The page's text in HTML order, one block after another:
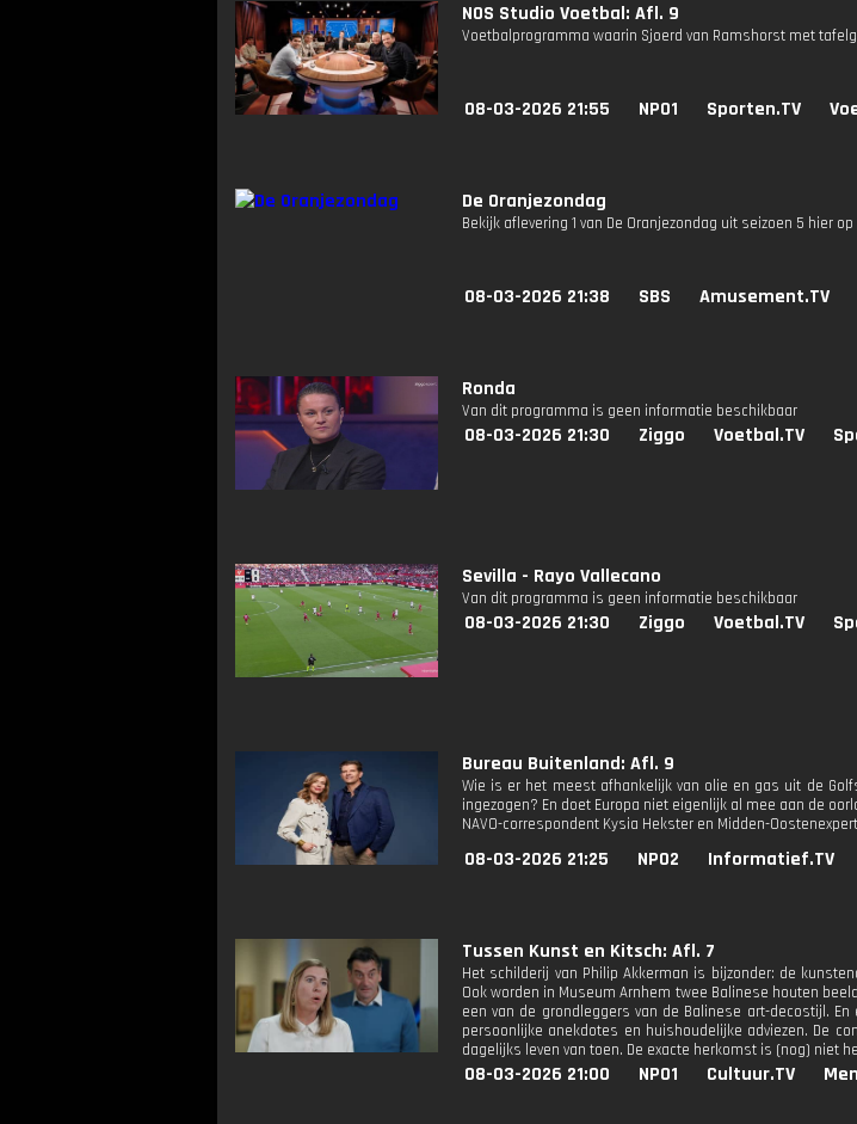
NOS Studio Voetbal: Afl. 9
Voetbalprogramma waarin Sjoerd van Ramshorst met
08-03-2026 21:55 NPO1 Sporten.TV
De Oranjezondag
Bekijk aflevering 1 van De Oranjezondag uit seizoen 5 hier op
08-03-2026 21:38 SBS Amusement.TV
Ronda
Van dit programma is geen informatie beschikbaar
08-03-2026 21:30 Ziggo Voetbal.TV
Sevilla - Rayo Vallecano
Van dit programma is geen informatie beschikbaar
08-03-2026 21:30 Ziggo Voetbal.TV
Bureau Buitenland: Afl. 9
Wie is er het meest afhankelijk van olie en gas uit de
ingezogen? En doet Europa niet eigenlijk al mee aan de
NAVO-correspondent Kysia Hekster en Midden-
08-03-2026 21:25 NPO2 Informatief.TV
Tussen Kunst en Kitsch: Afl. 7
Het schilderij van Philip Akkerman is bijzonder: de
Ook worden in Museum Arnhem twee Balinese houten
een van de grondleggers van de Balinese art-decostijl.
persoonlijke anekdotes en huishoudelijke adviezen. De
dagelijks leven van toen. De exacte herkomst is (nog) niet
08-03-2026 21:00 NPO1 Cultuur.TV